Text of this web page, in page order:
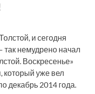
и сегодня
так немудрено начал
Воскресенье»
который уже вел
декабрь 2014 года.